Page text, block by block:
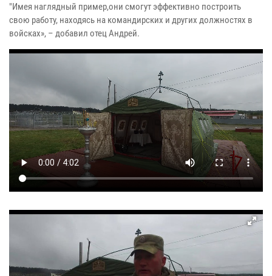
"Имея наглядный пример,они смогут эффективно построить
свою работу, находясь на командирских и других должностях в
войсках», – добавил отец Андрей.